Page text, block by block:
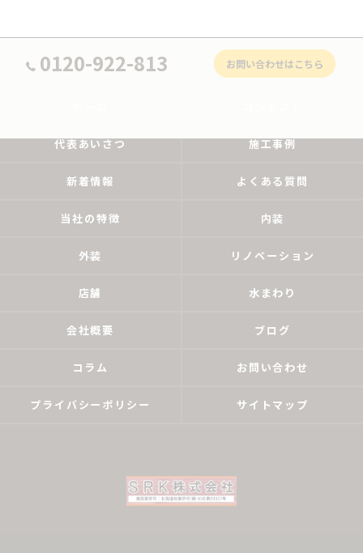
0120-922-813 お問い合わせはこちら
代表あいさつ 施工事例
新着情報 よくある質問
当社の特徴 内装
外装 リノベーション
店舗 水まわり
会社概要 ブログ
コラム お問い合わせ
プライバシーポリシー サイトマップ